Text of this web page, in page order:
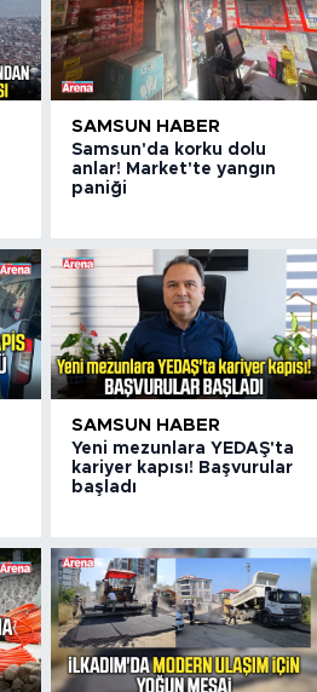
SAMSUN HABER
Samsun'da korku dolu
anlar! Market'te yangın
paniği
SAMSUN HABER
Yeni mezunlara YEDAŞ'ta
kariyer kapısı! Başvurular
başladı